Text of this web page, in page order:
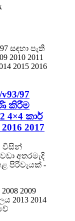
97
කිරීම
4×4 කාර්
2017
විසින්
අතරමැදි
පිරිවැයක් -
2009
2013 2014